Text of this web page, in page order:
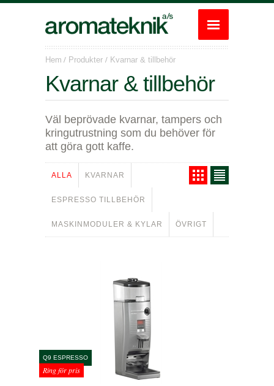
Hem / Produkter / Kvarnar & tillbehör
Kvarnar & tillbehör
Väl beprövade kvarnar, tampers och
kringutrustning som du behöver för
att göra gott kaffe.
ALLA KVARNAR
ESPRESSO TILLBEHÖR
MASKINMODULER & KYLAR ÖVRIGT
Q9 ESPRESSO
Ring för pris